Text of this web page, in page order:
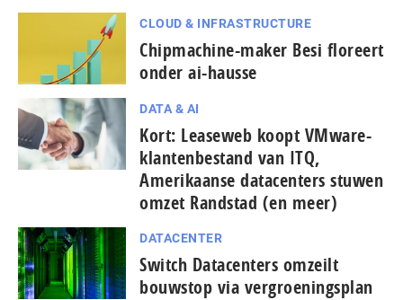
CLOUD & INFRASTRUCTURE
Chipmachine-maker Besi floreert
onder ai-hausse
DATA & AI
Kort: Leaseweb koopt VMware-
klantenbestand van ITQ,
Amerikaanse datacenters stuwen
omzet Randstad (en meer)
DATACENTER
Switch Datacenters omzeilt
bouwstop via vergroeningsplan